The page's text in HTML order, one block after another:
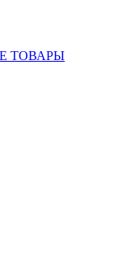
ТОВАРЫ